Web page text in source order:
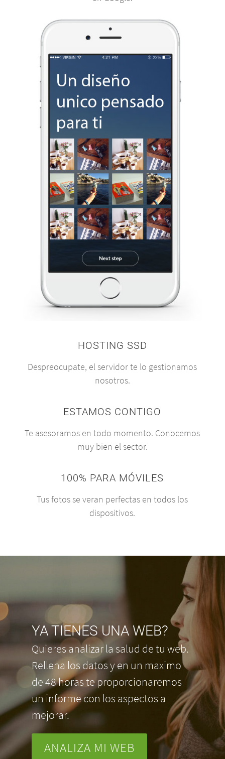
HOSTING SSD
Despreocupate, el servidor te lo gestionamos
nosotros.
ESTAMOS CONTIGO
Te asesoramos en todo momento. Conocemos
muy bien el sector.
100% PARA MÓVILES
Tus fotos se veran perfectas en todos los
dispositivos.
YA TIENES UNA WEB?
Quieres analizar la salud de tu web.
Rellena los datos y en un maximo
de 48 horas te proporcionaremos
un informe con los aspectos a
mejorar.
ANALIZA MI WEB